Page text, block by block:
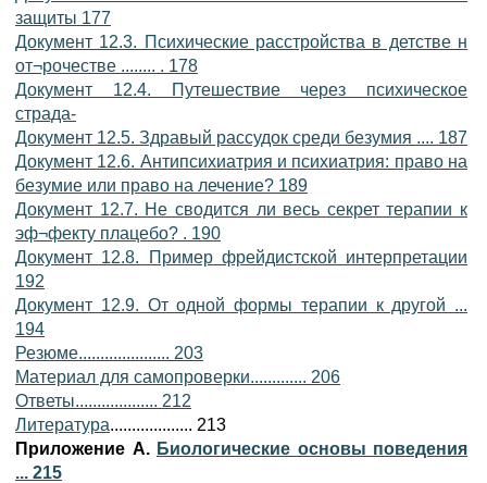
защиты 177
Документ 12.3. Психические расстройства в детстве н
от¬рочестве ........ . 178
Документ 12.4. Путешествие через психическое
страда-
Документ 12.5. Здравый рассудок среди безумия .... 187
Документ 12.6. Антипсихиатрия и психиатрия: право на
безумие или право на лечение? 189
Документ 12.7. Не сводится ли весь секрет терапии к
эф¬фекту плацебо? . 190
Документ 12.8. Пример фрейдистской интерпретации
192
Документ 12.9. От одной формы терапии к другой ...
194
Резюме..................... 203
Материал для самопроверки............. 206
Ответы................... 212
Литература................... 213
Приложение А. Биологические основы поведения
... 215